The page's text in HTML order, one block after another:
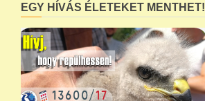
EGY HÍVÁS ÉLETEKET MENTHET!